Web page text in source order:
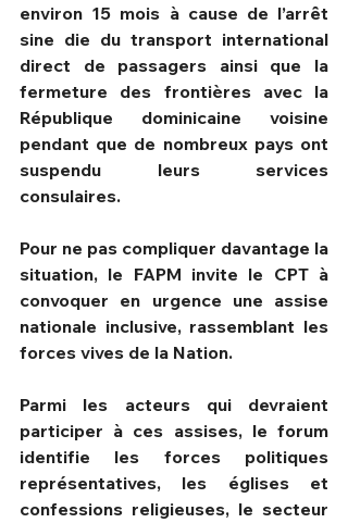
environ 15 mois à cause de l’arrêt
sine die du transport international
direct de passagers ainsi que la
fermeture des frontières avec la
République dominicaine voisine
pendant que de nombreux pays ont
suspendu leurs services
consulaires.
Pour ne pas compliquer davantage la
situation, le FAPM invite le CPT à
convoquer en urgence une assise
nationale inclusive, rassemblant les
forces vives de la Nation.
Parmi les acteurs qui devraient
participer à ces assises, le forum
identifie les forces politiques
représentatives, les églises et
confessions religieuses, le secteur